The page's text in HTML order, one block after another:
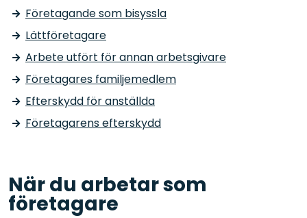
Företagande som bisyssla
Lättföretagare
Arbete utfört för annan arbetsgivare
Företagares familjemedlem
Efterskydd för anställda
Företagarens efterskydd
När du arbetar som
företagare